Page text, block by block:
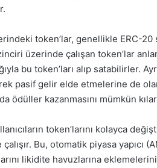
token’lar, genellikle ERC-
üzerinde çalışan token’lar
bu token’ları alıp satabilirler.
pasif gelir elde etmelerine de
ödüller kazanmasını mümkün
token’larını kolayca
Bu, otomatik piyasa yapıcı
likidite havuzlarına